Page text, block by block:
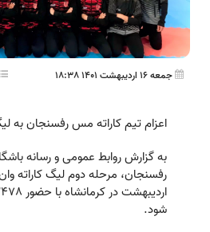
جمعه 16 اردیبهشت 1401 18:38
اعزام تيم كاراته مس رفسنجان به
به گزارش روابط عمومی و رسانه
شود.